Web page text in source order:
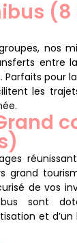
(8
nos
entre la
Parfaits pour
les
grand
de vos
sont
et